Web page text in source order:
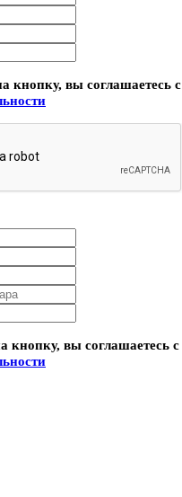
кнопку, вы соглашаетесь с
кнопку, вы соглашаетесь с